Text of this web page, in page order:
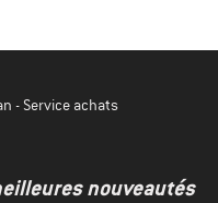
- Service achats
nouveautés